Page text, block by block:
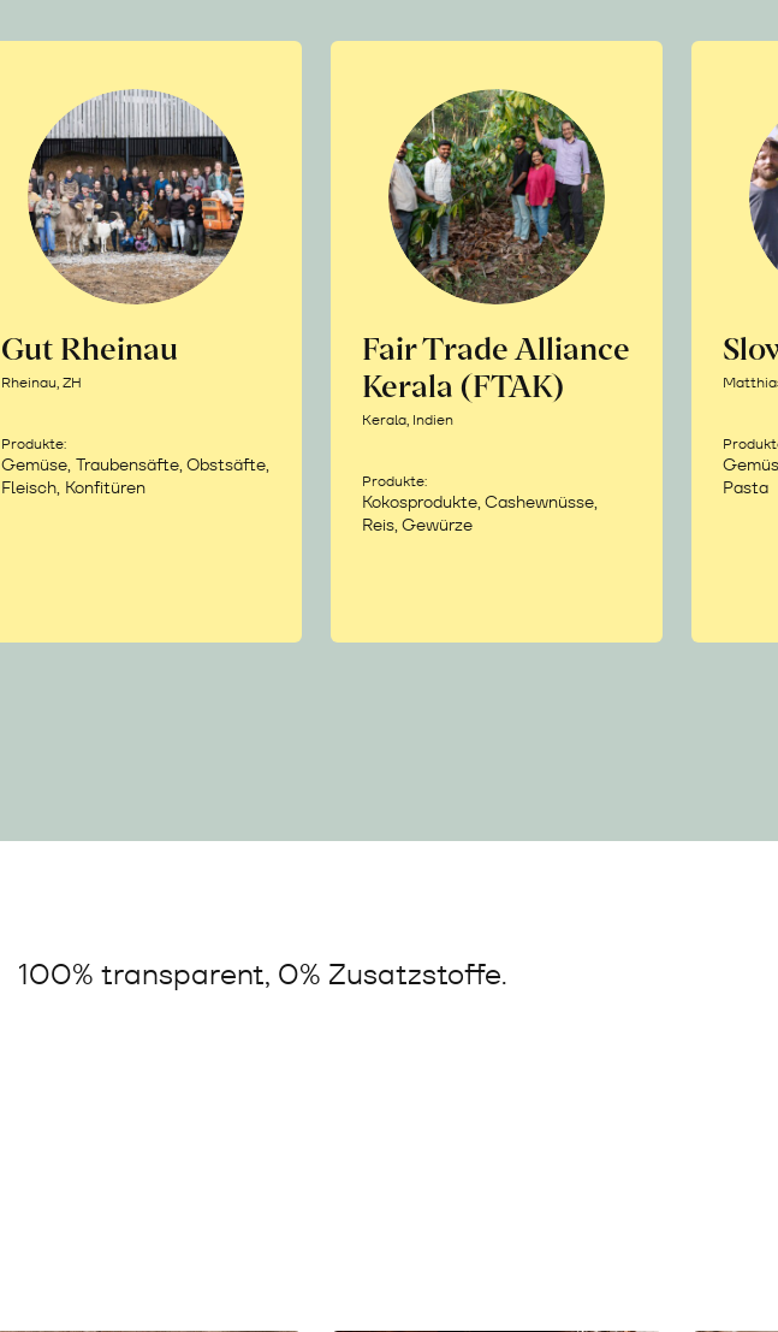
Gut Rheinau
Rheinau, ZH
Produkte:
Gemüse, Traubensäfte, Obstsäfte,
Fleisch, Konfitüren
Fair Trade Alliance
Kerala (FTAK)
Kerala, Indien
Produkte:
Kokosprodukte, Cashewnüsse,
Reis, Gewürze
Pasta
100% transparent, 0% Zusatzstoffe.